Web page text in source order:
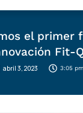
el primer
Fit-Q
abril 3, 2023 3:05 pm